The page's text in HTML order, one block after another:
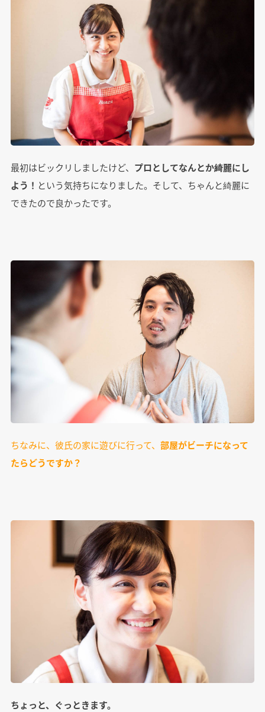
最初はビックリしましたけど、 プロとしてなんとか綺麗にし
よう！ という気持ちになりました。そして、ちゃんと綺麗に
できたので良かったです。
ちなみに、彼氏の家に遊びに行って、 部屋がビーチになって
たらどうですか？
ちょっと、ぐっときます。